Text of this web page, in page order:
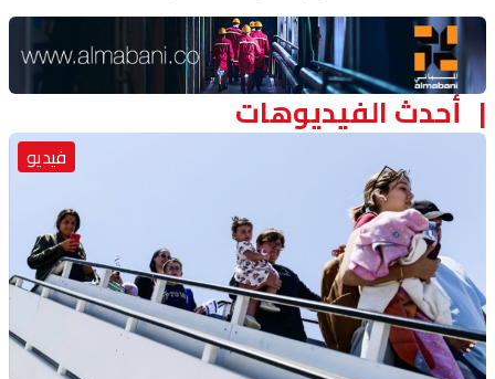
Advertisement Section
أحدث الفيديوهات
فيديو